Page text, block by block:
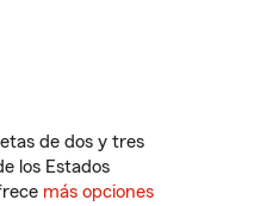
de dos y tres
los Estados
más opciones